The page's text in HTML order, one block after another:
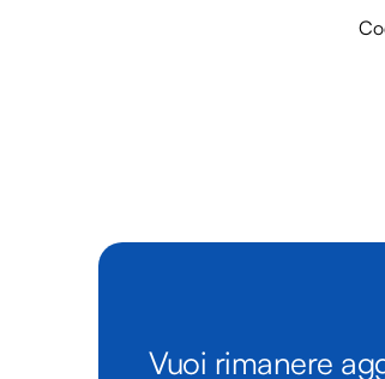
Vuoi rimanere